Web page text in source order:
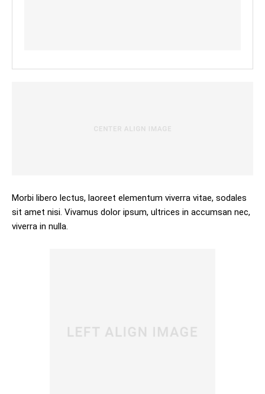
Morbi libero lectus, laoreet elementum viverra vitae, sodales
sit amet nisi. Vivamus dolor ipsum, ultrices in accumsan nec,
viverra in nulla.